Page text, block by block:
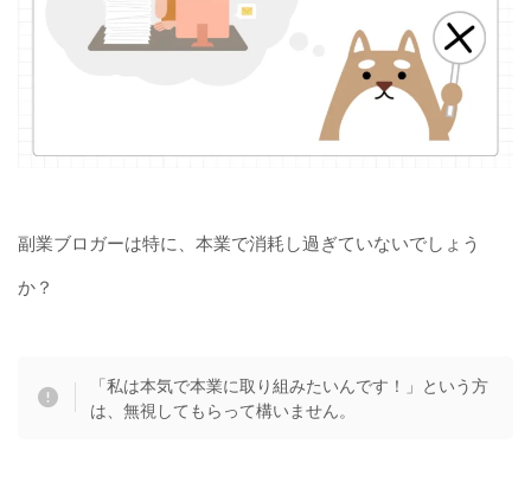
副業ブロガーは特に、本業で消耗し過ぎていないでしょう
か？
「私は本気で本業に取り組みたいんです！」という方
は、無視してもらって構いません。